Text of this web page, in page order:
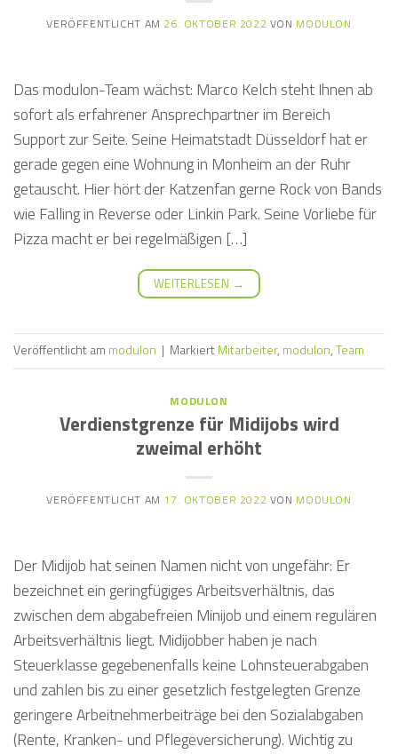
VERÖFFENTLICHT AM 26. OKTOBER 2022 VON MODULON
Das modulon-Team wächst: Marco Kelch steht Ihnen ab
sofort als erfahrener Ansprechpartner im Bereich
Support zur Seite. Seine Heimatstadt Düsseldorf hat er
gerade gegen eine Wohnung in Monheim an der Ruhr
getauscht. Hier hört der Katzenfan gerne Rock von Bands
wie Falling in Reverse oder Linkin Park. Seine Vorliebe für
Pizza macht er bei regelmäßigen […]
WEITERLESEN →
Veröffentlicht am modulon | MarkiertMitarbeiter, modulon,Team
MODULON
Verdienstgrenze für Midijobs wird
zweimal erhöht
VERÖFFENTLICHT AM 17. OKTOBER 2022 VON MODULON
Der Midijob hat seinen Namen nicht von ungefähr: Er
bezeichnet ein geringfügiges Arbeitsverhältnis, das
zwischen dem abgabefreien Minijob und einem regulären
Arbeitsverhältnis liegt. Midijobber haben je nach
Steuerklasse gegebenenfalls keine Lohnsteuerabgaben
und zahlen bis zu einer gesetzlich festgelegten Grenze
geringere Arbeitnehmerbeiträge bei den Sozialabgaben
(Rente, Kranken- und Pflegeversicherung). Wichtig zu